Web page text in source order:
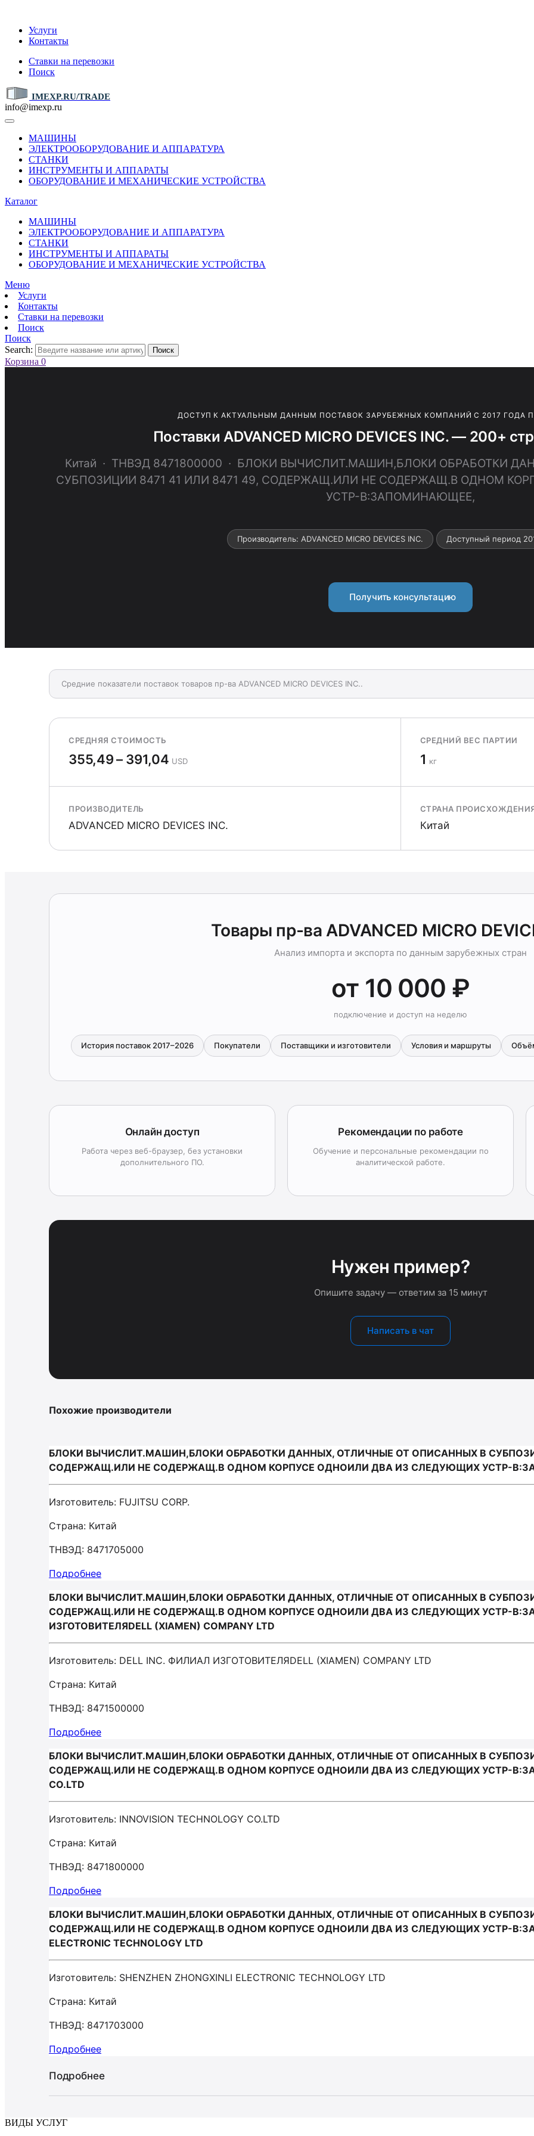
Услуги
Контакты
Ставки на перевозки
Поиск
IMEXP.RU/TRADE
info@imexp.ru
МАШИНЫ
ЭЛЕКТРООБОРУДОВАНИЕ И АППАРАТУРА
СТАНКИ
ИНСТРУМЕНТЫ И АППАРАТЫ
ОБОРУДОВАНИЕ И МЕХАНИЧЕСКИЕ УСТРОЙСТВА
Каталог
МАШИНЫ
ЭЛЕКТРООБОРУДОВАНИЕ И АППАРАТУРА
СТАНКИ
ИНСТРУМЕНТЫ И АППАРАТЫ
ОБОРУДОВАНИЕ И МЕХАНИЧЕСКИЕ УСТРОЙСТВА
Меню
Услуги
Контакты
Ставки на перевозки
Поиск
Поиск
Search:
Поиск
Корзина 0
ДОСТУП К АКТУАЛЬНЫМ ДАННЫМ ПОСТАВОК ЗАРУБЕЖНЫХ КОМПАНИЙ С 2017 ГОДА
Поставки ADVANCED MICRO DEVICES INC. — 200+
Китай · ТНВЭД 8471800000 · БЛОКИ ВЫЧИСЛИТ.МАШИН,БЛОКИ ОБРАБОТКИ
СУБПОЗИЦИИ 8471 41 ИЛИ 8471 49, СОДЕРЖАЩ.ИЛИ НЕ СОДЕРЖАЩ.В ОДНОМ
УСТР-В:ЗАПОМИНАЮЩЕЕ,
Производитель: ADVANCED MICRO DEVICES INC. Доступный период
Получить консультацию
Средние показатели поставок товаров пр-ва ADVANCED MICRO DEVICES INC..
СРЕДНЯЯ СТОИМОСТЬ
355,49 – 391,04 USD
СРЕДНИЙ ВЕС ПАРТИИ
1 кг
ПРОИЗВОДИТЕЛЬ
ADVANCED MICRO DEVICES INC.
СТРАНА
Китай
Товары пр-ва ADVANCED MICRO
Анализ импорта и экспорта по данным зарубежных стран
от 10 000 ₽
подключение и доступ на неделю
История поставок 2017–2026 Покупатели Поставщики и изготовители Условия и маршруты
Онлайн доступ
Работа через веб-браузер, без установки
дополнительного ПО.
Рекомендации по работе
Обучение и персональные рекомендации по
аналитической работе.
Нужен пример?
Опишите задачу — ответим за 15 минут
Написать в чат
Похожие производители
БЛОКИ ВЫЧИСЛИТ.МАШИН,БЛОКИ ОБРАБОТКИ ДАННЫХ, ОТЛИЧНЫЕ ОТ ОПИСАННЫХ В
СОДЕРЖАЩ.ИЛИ НЕ СОДЕРЖАЩ.В ОДНОМ КОРПУСЕ ОДНОИЛИ ДВА ИЗ СЛЕДУЮЩИХ УСТР-
Изготовитель: FUJITSU CORP.
Страна: Китай
ТНВЭД: 8471705000
Подробнее
БЛОКИ ВЫЧИСЛИТ.МАШИН,БЛОКИ ОБРАБОТКИ ДАННЫХ, ОТЛИЧНЫЕ ОТ ОПИСАННЫХ В
СОДЕРЖАЩ.ИЛИ НЕ СОДЕРЖАЩ.В ОДНОМ КОРПУСЕ ОДНОИЛИ ДВА ИЗ СЛЕДУЮЩИХ УСТР-
ИЗГОТОВИТЕЛЯDELL (XIAMEN) COMPANY LTD
Изготовитель: DELL INC. ФИЛИАЛ ИЗГОТОВИТЕЛЯDELL (XIAMEN) COMPANY LTD
Страна: Китай
ТНВЭД: 8471500000
Подробнее
БЛОКИ ВЫЧИСЛИТ.МАШИН,БЛОКИ ОБРАБОТКИ ДАННЫХ, ОТЛИЧНЫЕ ОТ ОПИСАННЫХ В
СОДЕРЖАЩ.ИЛИ НЕ СОДЕРЖАЩ.В ОДНОМ КОРПУСЕ ОДНОИЛИ ДВА ИЗ СЛЕДУЮЩИХ УСТР-
CO.LTD
Изготовитель: INNOVISION TECHNOLOGY CO.LTD
Страна: Китай
ТНВЭД: 8471800000
Подробнее
БЛОКИ ВЫЧИСЛИТ.МАШИН,БЛОКИ ОБРАБОТКИ ДАННЫХ, ОТЛИЧНЫЕ ОТ ОПИСАННЫХ В
СОДЕРЖАЩ.ИЛИ НЕ СОДЕРЖАЩ.В ОДНОМ КОРПУСЕ ОДНОИЛИ ДВА ИЗ СЛЕДУЮЩИХ УСТР-
ELECTRONIC TECHNOLOGY LTD
Изготовитель: SHENZHEN ZHONGXINLI ELECTRONIC TECHNOLOGY LTD
Страна: Китай
ТНВЭД: 8471703000
Подробнее
Подробнее
ВИДЫ УСЛУГ